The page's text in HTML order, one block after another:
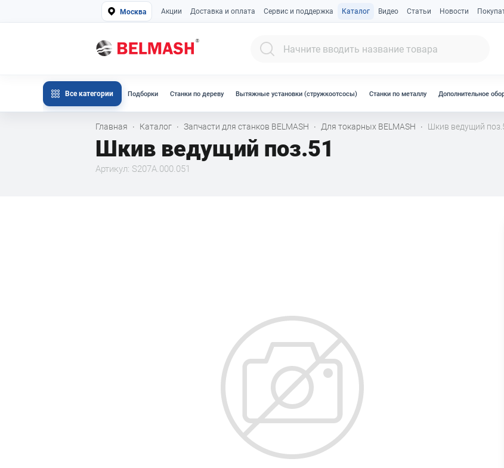
Москва Акции Доставка и оплата Сервис и поддержка Каталог Видео Статьи Новости
Все категории Подборки Станки по дереву Вытяжные установки (стружкоотсосы) Станки по металлу Дополнительное
Главная · Каталог · Запчасти для станков BELMASH · Для токарных BELMASH · Шкив ведущий
Шкив ведущий поз.51
Артикул: S207A.000.051